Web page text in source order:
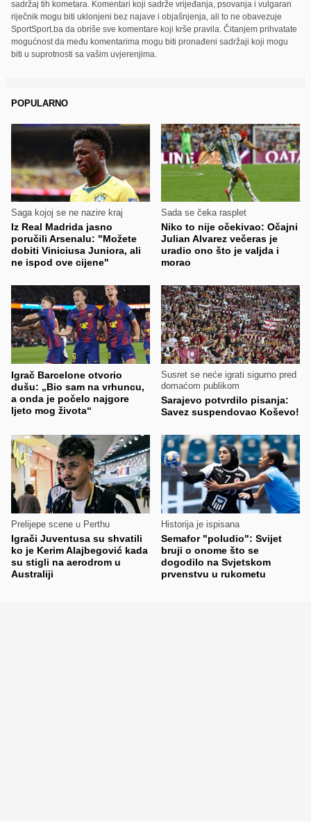
sadržaj tih kometara. Komentari koji sadrže vrijeđanja, psovanja i vulgaran
riječnik mogu biti uklonjeni bez najave i objašnjenja, ali to ne obavezuje
SportSport.ba da obriše sve komentare koji krše pravila. Čitanjem prihvatate
mogućnost da među komentarima mogu biti pronađeni sadržaji koji mogu
biti u suprotnosti sa vašim uvjerenjima.
POPULARNO
Saga kojoj se ne nazire kraj
Iz Real Madrida jasno
poručili Arsenalu: "Možete
dobiti Viniciusa Juniora, ali
ne ispod ove cijene"
Sada se čeka rasplet
Niko to nije očekivao: Očajni
Julian Alvarez večeras je
uradio ono što je valjda i
morao
Igrač Barcelone otvorio
dušu: „Bio sam na vrhuncu,
a onda je počelo najgore
ljeto mog života“
Susret se neće igrati sigurno pred
domaćom publikom
Sarajevo potvrdilo pisanja:
Savez suspendovao Koševo!
Prelijepe scene u Perthu
Igrači Juventusa su shvatili
ko je Kerim Alajbegović kada
su stigli na aerodrom u
Australiji
Historija je ispisana
Semafor "poludio": Svijet
bruji o onome što se
dogodilo na Svjetskom
prvenstvu u rukometu